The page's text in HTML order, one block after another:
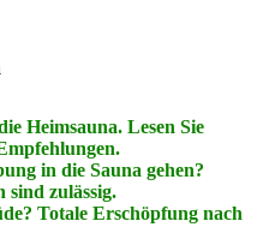
Heimsauna. Lesen Sie
in die Sauna gehen?
sind zulässig.
Totale Erschöpfung nach